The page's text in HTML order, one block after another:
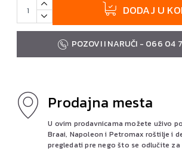
DODAJ U
POZOVI I NARUČI - 066 04
Prodajna mesta
U ovim prodavnicama možete uživo
Braai, Napoleon i Petromax roštilje i
pregledati pre nego što se odlučite za